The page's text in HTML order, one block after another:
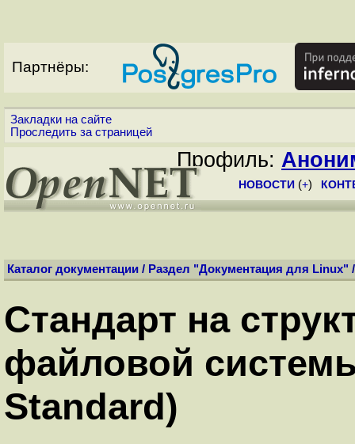
Партнёры:
Закладки на сайте
Проследить за страницей
Профиль:
НОВОСТИ (+)
Каталог документации / Раздел "Документация для Linux"
Стандарт на
файловой
Standard)